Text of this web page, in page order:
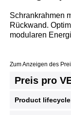
Schrankrahmen
Rückwand.
modularen
Zum Anzeigen des
Preis pro
Product